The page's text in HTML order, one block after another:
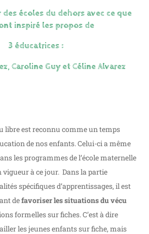
des écoles du dehors avec ce que
inspiré les propos de
3 éducatrices :
Caroline Guy et Céline Alvarez
libre est reconnu comme un temps
de nos enfants. Celui-ci a même
les programmes de l’école maternelle
vigueur à ce jour. Dans la partie
spécifiques d’apprentissages, il est
defavoriser les situations du vécu
formelles sur fiches. C’est à dire
les jeunes enfants sur fiche, mais